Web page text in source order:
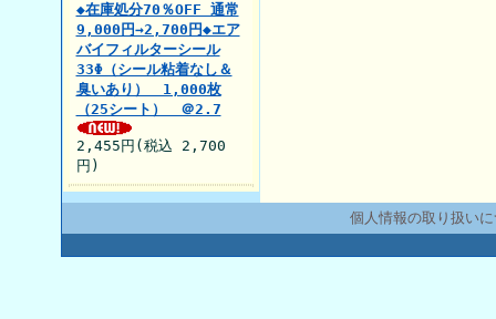
◆在庫処分70％OFF 通常
9,000円→2,700円◆エア
バイフィルターシール
33Φ（シール粘着なし＆
臭いあり） 1,000枚
（25シート） ＠2.7
2,455円(税込 2,700
円)
個人情報の取り扱い